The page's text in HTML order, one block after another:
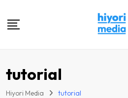
tutorial
Hiyori Media tutorial